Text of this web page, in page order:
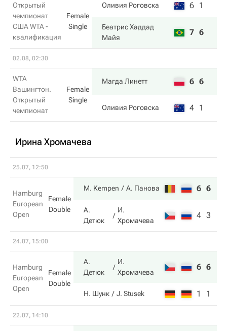
Открытый
чемпионат
США WTA -
квалификация
Female
Single
Оливия Роговска 6 1
Беатрис Хаддад
Майя
7 6
02.08, 02:30
WTA
Вашингтон.
Открытый
чемпионат
Female
Single
Магда Линетт 6 6
Оливия Роговска 4 1
Ирина Хромачева
25.07, 12:50
Hamburg
European
Open
Female
Double
M. Kempen А. Панова 6 6
А.
Детюк
И.
Хромачева
4 3
24.07, 15:00
Hamburg
European
Open
Female
Double
А.
Детюк
И.
Хромачева
6 6
Н. Шунк J. Stusek 1 1
22.07, 14:10